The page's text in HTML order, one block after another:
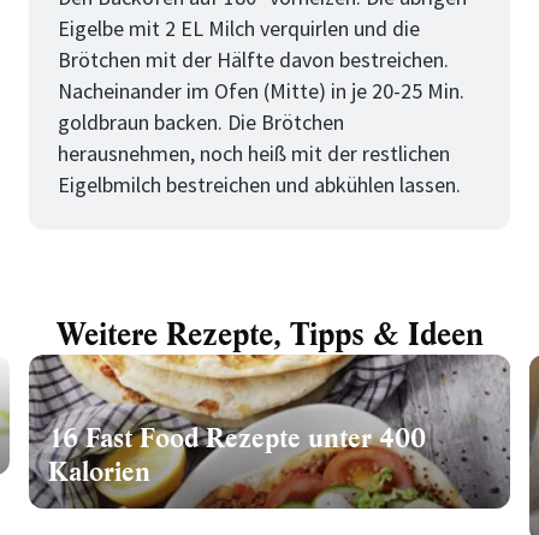
Eigelbe mit 2 EL Milch verquirlen und die
Brötchen mit der Hälfte davon bestreichen.
Nacheinander im Ofen (Mitte) in je 20-25 Min.
goldbraun backen. Die Brötchen
herausnehmen, noch heiß mit der restlichen
Eigelbmilch bestreichen und abkühlen lassen.
Weitere Rezepte, Tipps & Ideen
16 Fast Food Rezepte unter 400
Kalorien